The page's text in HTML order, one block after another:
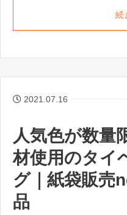
続
2021.07.16
人気色が数量
材使用のタイ
グ｜紙袋販売
品